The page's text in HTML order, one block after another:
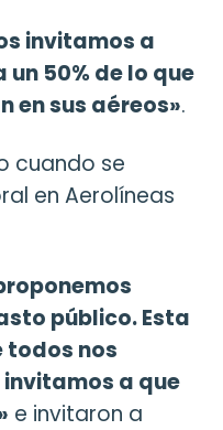
invitamos a
50% de lo que
en sus aéreos».
cuando se
en Aerolíneas
público. Esta
todos nos
a que
e invitaron a